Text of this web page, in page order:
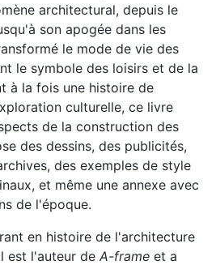
architectural, depuis le
son apogée dans les
le mode de vie des
le symbole des loisirs et de la
à la fois une histoire de
culturelle, ce livre
de la construction des
des dessins, des publicités,
des exemples de style
et même une annexe avec
de l'époque.
en histoire de l'architecture
est l'auteur de A-frame et a